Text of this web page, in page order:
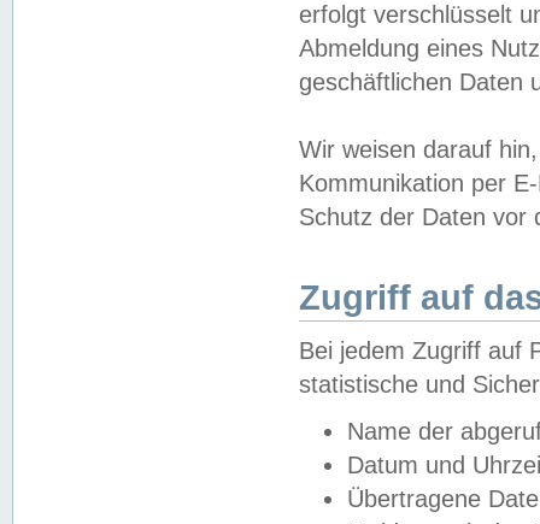
erfolgt verschlüsselt
Abmeldung eines
geschäftlichen Daten
Wir weisen darauf
Kommunikation per
Schutz der Daten vor
Zugriff auf
Bei jedem Zugriff auf
statistische und
Name der
Datum und
Übertragene